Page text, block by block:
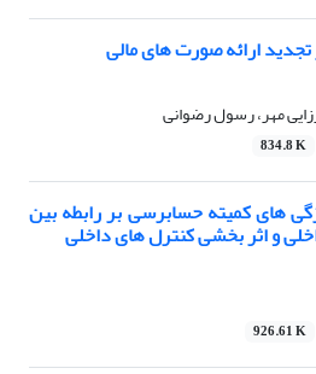
تجدید ارائه صورت های مالی
مهر، رسول رضوانی
834.8 K
های کمیته حسابرسی بر رابطه بین
و اثر بخشی کنترل های داخلی
926.61 K